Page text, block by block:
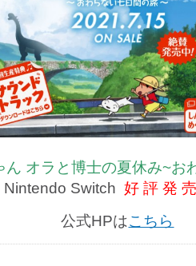
ん オラと博士の夏休み~
Nintendo Switch 好 評 発
公式HPはこちら